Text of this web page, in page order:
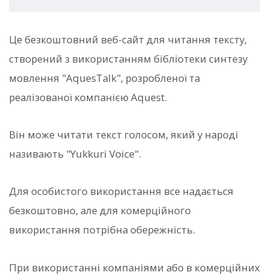
Це безкоштовний веб-сайт для читання тексту,
створений з використанням бібліотеки синтезу
мовлення "AquesTalk", розробленої та
реалізованої компанією Aquest.
Він може читати текст голосом, який у народі
називають "Yukkuri Voice".
Для особистого використання все надається
безкоштовно, але для комерційного
використання потрібна обережність.
При використанні компаніями або в комерційних